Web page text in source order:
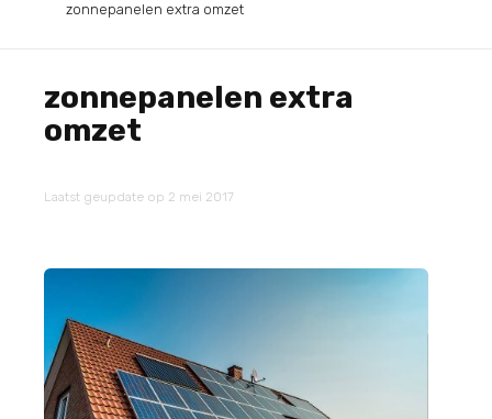
zonnepanelen extra omzet
zonnepanelen extra
omzet
Laatst geupdate op 2 mei 2017